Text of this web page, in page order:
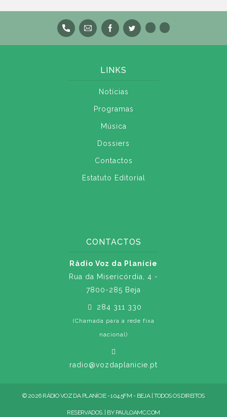
LINKS
Notícias
Programas
Música
Dossiers
Contactos
Estatuto Editorial
CONTACTOS
Rádio Voz da Planície
Rua da Misericórdia, 4 -
7800-285 Beja
284 311 330
(Chamada para a rede fixa
nacional)
radio@vozdaplanicie.pt
© 2026 RÁDIO VOZ DA PLANÍCIE - 104.5FM - BEJA | TODOS OS DIREITOS
RESERVADOS. | BY PAULOAMC.COM